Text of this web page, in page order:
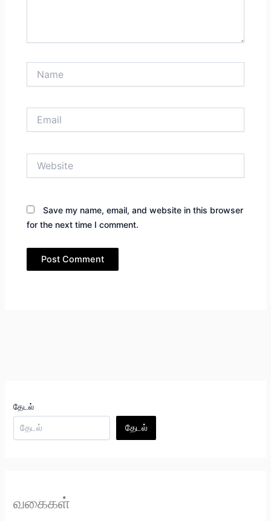
Save my name, email, and website in this browser
for the next time I comment.
தேடல்
தேடல்
வகைகள்